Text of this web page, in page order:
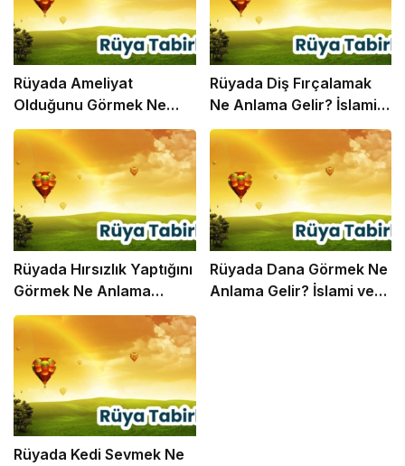
Rüyada Ameliyat
Olduğunu Görmek Ne
Anlama Gelir? İslami ve
Psikolojik Rüya Tabiri
Rüyada Diş Fırçalamak
Ne Anlama Gelir? İslami
ve Psikolojik Rüya Tabiri
Rüyada Hırsızlık Yaptığını
Görmek Ne Anlama
Gelir? İslami ve Psikolojik
Rüya Tabiri
Rüyada Dana Görmek Ne
Anlama Gelir? İslami ve
Rüyada Kedi Sevmek Ne